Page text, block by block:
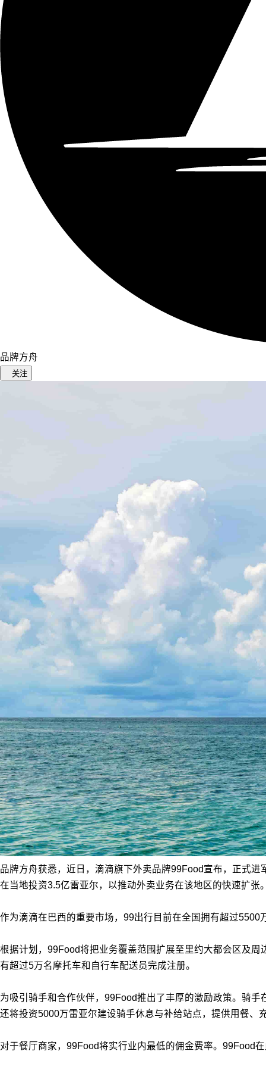
品牌方舟
关注
品牌方舟获悉，近日，滴滴旗下外卖品牌99Food宣布，正式
在当地投资3.5亿雷亚尔，以推动外卖业务在该地区的快速扩张
作为滴滴在巴西的重要市场，99出行目前在全国拥有超过
根据计划，99Food将把业务覆盖范围扩展至里约大都会区及
有超过5万名摩托车和自行车配送员完成注册。
为吸引骑手和合作伙伴，99Food推出了丰厚的激励政策。骑
还将投资5000万雷亚尔建设骑手休息与补给站点，提供用餐、
对于餐厅商家，99Food将实行业内最低的佣金费率。99Food